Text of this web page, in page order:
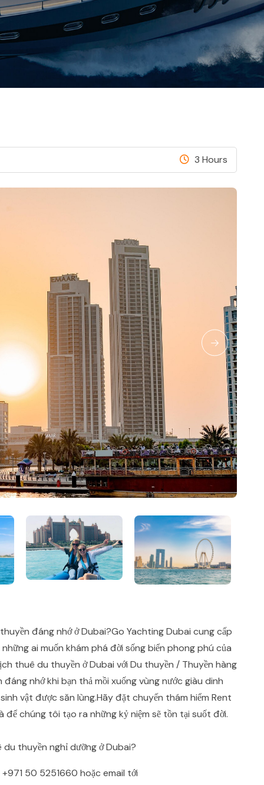
3 Hours
đáng nhớ ở Dubai?Go Yachting Dubai cung cấp
ai muốn khám phá đời sống biển phong phú của
thuê du thuyền ở Dubai với Du thuyền / Thuyền hàng
nhớ khi bạn thả mồi xuống vùng nước giàu dinh
vật được săn lùng.Hãy đặt chuyến thám hiểm Rent
chúng tôi tạo ra những kỷ niệm sẽ tồn tại suốt đời.
thuyền nghỉ dưỡng ở Dubai?
+971 50 5251660 hoặc email tới